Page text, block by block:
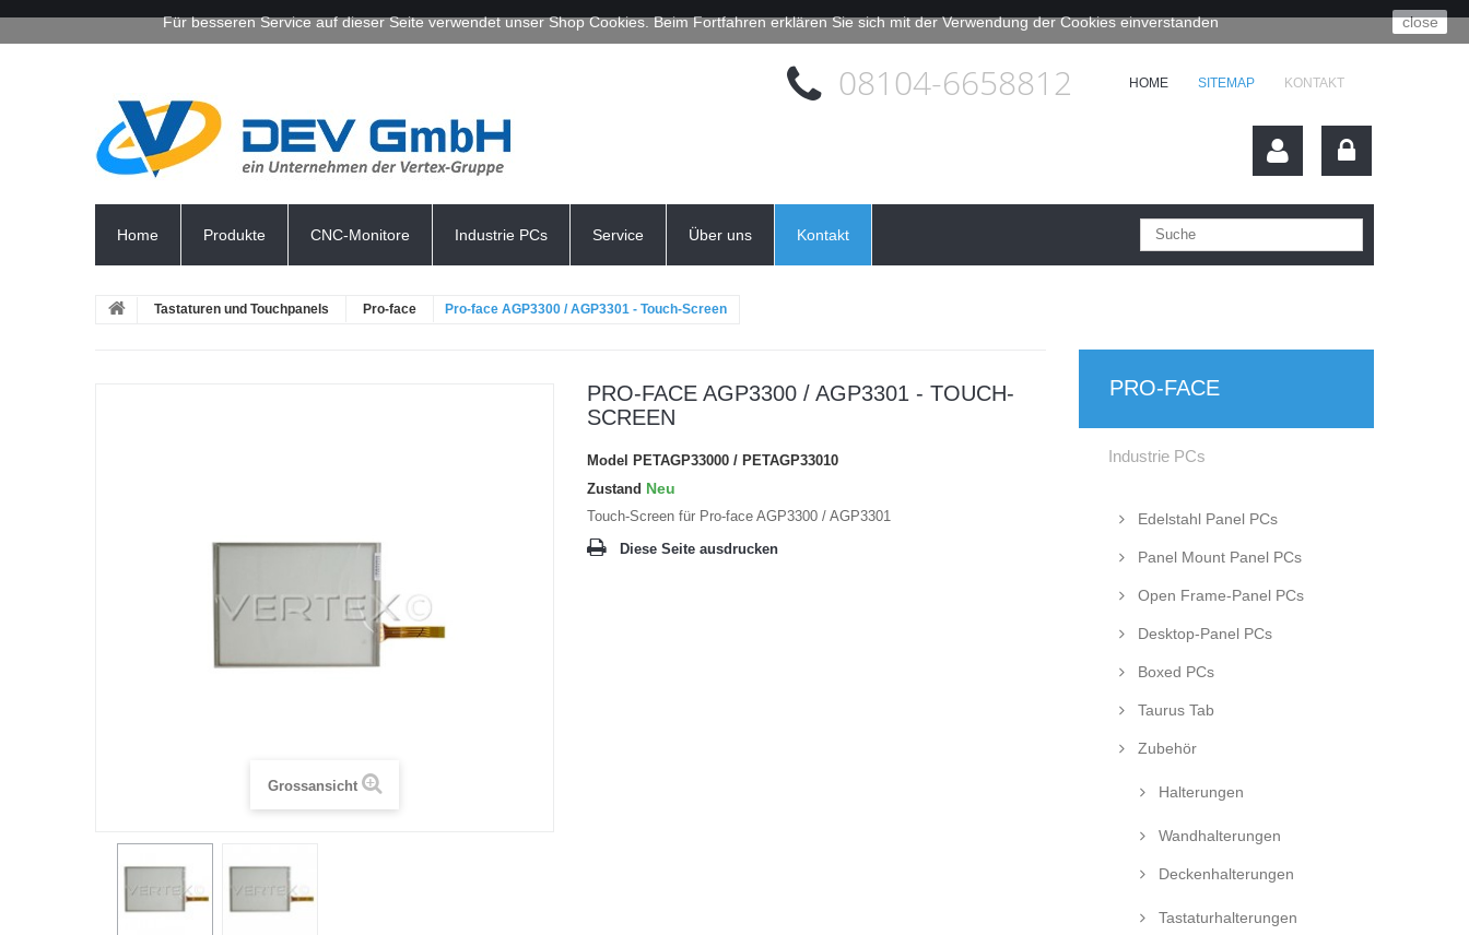
HOME SITEMAP KONTAKT
08104-6658812
Home Produkte CNC-Monitore Industrie PCs Service Über uns Kontakt
Tastaturen und Touchpanels Pro-face Pro-face AGP3300 / AGP3301 - Touch-Screen
Grossansicht
PRO-FACE AGP3300 / AGP3301 - TOUCH-
SCREEN
Model
PETAGP33000 / PETAGP33010
Zustand Neu
Touch-Screen für Pro-face AGP3300 / AGP3301
Diese Seite ausdrucken
PRO-FACE
Industrie PCs
Edelstahl Panel PCs
Panel Mount Panel PCs
Open Frame-Panel PCs
Desktop-Panel PCs
Boxed PCs
Taurus Tab
Zubehör
Halterungen
Wandhalterungen
Deckenhalterungen
Tastaturhalterungen
Für besseren Service auf dieser Seite verwendet unser Shop Cookies. Beim Fortfahren erklären Sie sich mit der Verwendung der Cookies einverstanden close